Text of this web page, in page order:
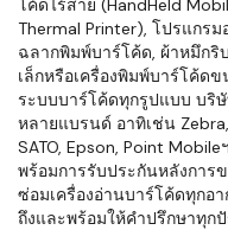
โค้ดไร้สาย (HandHeld
Thermal Printer), โปรแกร
ฉลากพิมพ์บาร์โค้ด, ผ้าหมึก
เล็กหรือเครื่องพิมพ์บาร์โค้ด
ระบบบาร์โค้ดทุกรูปแบบ บริ
หลายแบรนด์ อาทิเช่น Zebra,
SATO, Epson, Point
พร้อมการรับประกันหลังการ
ซ่อมเครื่องอ่านบาร์โค้ดทุกอ
ถึงและพร้อมให้คำปรึกษาทุก